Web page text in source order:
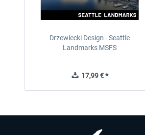
Drzewiecki Design - Seattle
Landmarks MSFS
17,99 € *